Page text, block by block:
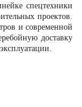
спецтехники
проектов.
и современной
доставку